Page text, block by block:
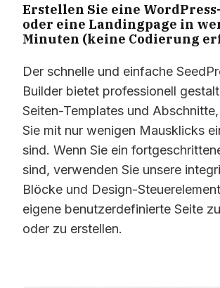
Erstellen Sie eine
oder eine Landingpage in
Minuten (keine Codierung
Der schnelle und einfache
Builder bietet professionell
Seiten-Templates und
Sie mit nur wenigen Mausklicks
sind. Wenn Sie ein
sind, verwenden Sie unsere
Blöcke und Design-
eigene benutzerdefinierte Seite
oder zu erstellen.